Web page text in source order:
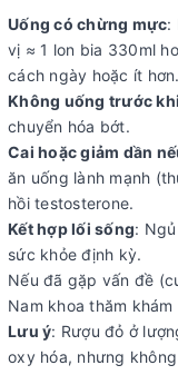
Uống có chừng mực:
vị ≈ 1 lon bia 330ml
cách ngày hoặc ít hơn.
Không uống trước
chuyển hóa bớt.
Cai hoặc giảm dần
ăn uống lành mạnh
hồi testosterone.
Kết hợp lối sống:
sức khỏe định kỳ.
Nếu đã gặp vấn đề
Nam khoa thăm
Lưu ý: Rượu đỏ ở
oxy hóa, nhưng